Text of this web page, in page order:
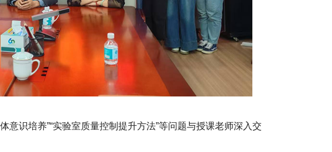
意识培养”“实验室质量控制提升方法”等问题与授课老师深入交